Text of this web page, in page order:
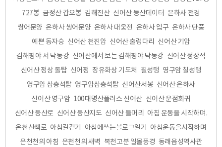
727봉 금정산 갑오봉 김해진산 신어산 등산데이터 은하사 전경
쌍어문양 은하사 쌍어문양 은하사 대웅전 은하사 입구 은하사 단풍
예쁜 동자승 신어산 천진암 신어산 출렁다리
신어산 기암
김해평야 서 낙동강 신어산에서 보는 김해평야 낙동강 신어산 정상석
신어산 정상 돌탑 신어정 장유화상 기도처 칠성탱 영구암 칠성탱
영구암 삼층석탑 영구암삼층석탑 신어산서봉 신어산 은하사
신어산 영구암 100대명산플러스 신어산 신어산 운점회귀
신어산 등산로 신어산 등산지도 신어산 들머리
아침 운동을 시작하며.
온천산책로 아침길걷기 아침에쓰는블로그일기
아침운동을시작하며
온천천의 아침 온천천의 새벽 복천고분 일몰풍경 동래읍성역사관